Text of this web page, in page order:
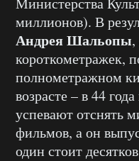
миллионов). В
Андрея Шальопы,
короткометражек,
полнометражном
возрасте – в 44
успевают отснять
фильмов, а он
один стоит